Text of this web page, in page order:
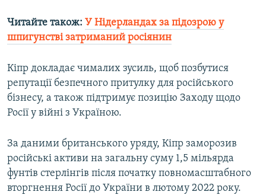
Читайте також: У Нідерландах за підозрою у
шпигунстві затриманий росіянин
Кіпр докладає чималих зусиль, щоб позбутися
репутації безпечного притулку для російського
бізнесу, а також підтримує позицію Заходу щодо
Росії у війні з Україною.
За даними британського уряду, Кіпр заморозив
російські активи на загальну суму 1,5 мільярда
фунтів стерлінгів після початку повномасштабного
вторгнення Росії до України в лютому 2022 року.